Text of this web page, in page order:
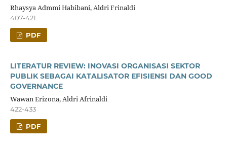
Rhaysya Admmi Habibani, Aldri Frinaldi
407-421
PDF
LITERATUR REVIEW: INOVASI ORGANISASI SEKTOR
PUBLIK SEBAGAI KATALISATOR EFISIENSI DAN GOOD
GOVERNANCE
Wawan Erizona, Aldri Afrinaldi
422-433
PDF